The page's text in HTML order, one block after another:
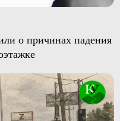
о причинах падения